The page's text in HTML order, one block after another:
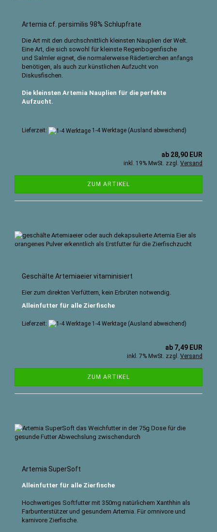
Artemia cf. persimilis 98% Schlupfrate
Die Art mit den durchschnittlich kleinsten Nauplien der Welt.
Eine Art, die sich sowohl für kleinste Regenbogenfische
und Salmler eignet, die normalerweise Rädertierchen anfangs
benötigen, als auch zur künstlichen Aufzucht von
Diskusfischen.
Die kleinsten Artemia Nauplien für die perfekte
Aufzucht.
Lieferzeit: 1-4 Werktage (Ausland abweichend)
ab 28,90 EUR
inkl. 19% MwSt. zzgl. Versand
ZUM ARTIKEL
Geschälte Artemiaeier vitaminisiert
Eier zum direkten Verfüttern, kein Erbrüten notwendig.
Alleinfutter für alle Zierfische
Lieferzeit: 1-4 Werktage (Ausland abweichend)
ab 7,49 EUR
inkl. 7% MwSt. zzgl. Versand
ZUM ARTIKEL
Artemia SuperSoft
Alleinfutter für alle Zierfische
Hochwertiges Softfutter mit 350mg natürlichem Xanthhin als
Farbunterstützer und gesundem Artemia. Für omnivore und
karnivore Zierfische.